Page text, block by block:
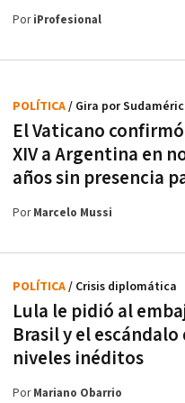
PoriProfesional
El Vaticano
XIV a Argentina en
años sin presencia
POLÍTICA/ Gira por
PorMarcelo Mussi
Lula le pidió al
Brasil y el
niveles inéditos
POLÍTICA/ Crisis diplomática
PorMariano Obarrio